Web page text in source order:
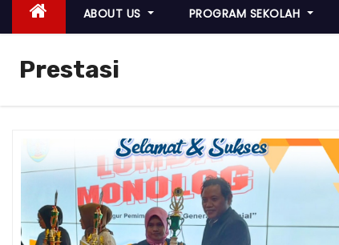
ABOUT US PROGRAM SEKOLAH
Prestasi